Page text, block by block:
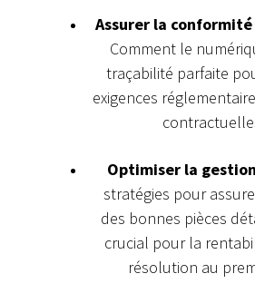
Assurer la
Comment le
traçabilité parfaite
exigences
Optimiser la
stratégies pour
des bonnes pièces
crucial pour la
résolution au